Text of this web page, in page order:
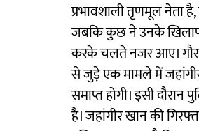
प्रभावशाली तृणमूल नेता
जबकि कुछ ने उनके खिलाफ
करके चलते नजर आए।
से जुड़े एक मामले में
समाप्त होगी। इसी
है। जहांगीर खान की